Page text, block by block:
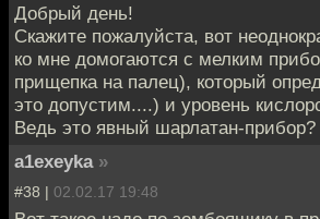
Добрый день!
Скажите пожалуйста, вот
ко мне домогаются с мелким
прищепка на палец), который
это допустим....) и уровень
Ведь это явный шарлатан-прибор?
a1exeyka »
#38 | 02.02.17 19:48